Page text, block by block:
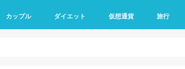
カップル ダイエット 仮想通貨 旅行